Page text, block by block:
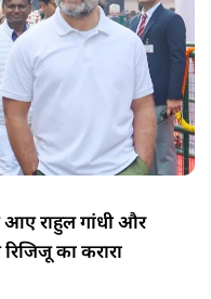
राहुल गांधी और
का करारा